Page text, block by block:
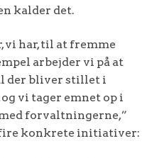
kalder det.
vi har, til at fremme
arbejder vi på at
der bliver stillet i
vi tager emnet op i
forvaltningerne,”
konkrete initiativer: